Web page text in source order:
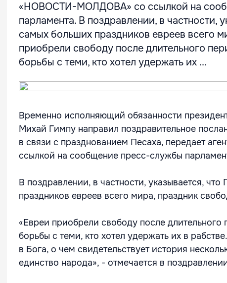
«НОВОСТИ-МОЛДОВА» со ссылкой на
парламента. В поздравлении, в частности,
самых больших праздников евреев всего
приобрели свободу после длительного
борьбы с теми, кто хотел удержать их ...
Временно исполняющий обязанности
Михай Гимпу направил поздравительное
в связи с празднованием Песаха, передает
ссылкой на сообщение пресс-службы
В поздравлении, в частности, указывается,
праздников евреев всего мира, праздник
«Евреи приобрели свободу после
борьбы с теми, кто хотел удержать их в
в Бога, о чем свидетельствует история
единство народа», - отмечается в